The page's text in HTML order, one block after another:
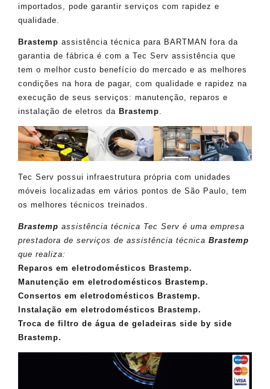
importados, pode garantir serviços com rapidez e
qualidade.
Brastemp assistência técnica para BARTMAN fora da
garantia de fábrica é com a Tec Serv assistência que
tem o melhor custo benefício do mercado e as melhores
condições na hora de pagar, com qualidade e rapidez na
execução de seus serviços: manutenção, reparos e
instalação de eletros da Brastemp.
Tec Serv possui infraestrutura própria com unidades
móveis localizadas em vários pontos de São Paulo, tem
os melhores técnicos treinados.
Brastemp assistência técnica Tec Serv é uma empresa
prestadora de serviços de assistência técnica Brastemp
que realiza:
Reparos em eletrodomésticos Brastemp.
Manutenção em eletrodomésticos Brastemp.
Consertos em eletrodomésticos Brastemp.
Instalação em eletrodomésticos Brastemp.
Troca de filtro de água de geladeiras side by side
Brastemp.